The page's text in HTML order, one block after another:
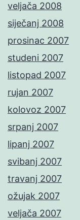
veljača 2008
siječanj 2008
prosinac 2007
studeni 2007
listopad 2007
rujan 2007
kolovoz 2007
srpanj 2007
lipanj 2007
svibanj 2007
travanj 2007
ožujak 2007
veljača 2007